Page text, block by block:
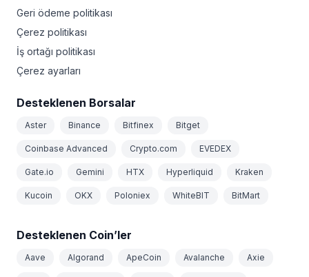
Geri ödeme politikası
Çerez politikası
İş ortağı politikası
Çerez ayarları
Desteklenen Borsalar
Aster Binance Bitfinex Bitget
Coinbase Advanced Crypto.com EVEDEX
Gate.io Gemini HTX Hyperliquid Kraken
Kucoin OKX Poloniex WhiteBIT BitMart
Desteklenen Coin’ler
Aave Algorand ApeCoin Avalanche Axie